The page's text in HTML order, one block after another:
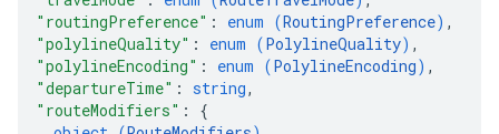
"routingPreference" : enum (RoutingPreference) ,
"polylineQuality" : enum (PolylineQuality) ,
"polylineEncoding" : enum (PolylineEncoding) ,
"departureTime" : string,
"routeModifiers" : {